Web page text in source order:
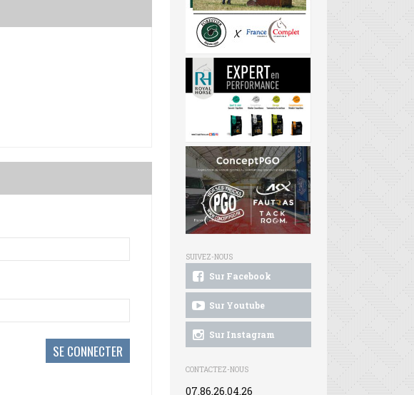
SUIVEZ-NOUS
Sur Facebook
Sur Youtube
Sur Instagram
CONTACTEZ-NOUS
07.86.26.04.26